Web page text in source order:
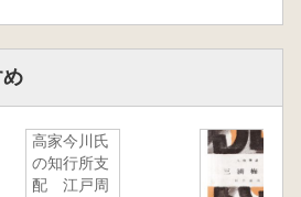
楽図屏風の継承
粉本―松平定信と「古画舞
高家今川氏
の知行所支
配 江戸周